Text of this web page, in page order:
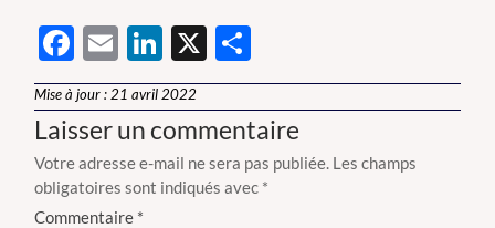
Facebook
EmailLinkedIn
X
Mise à jour : 21 avril 2022
Laisser un commentaire
Votre adresse e-mail ne sera pas publiée. Les champs
obligatoires sont indiqués avec *
Commentaire *